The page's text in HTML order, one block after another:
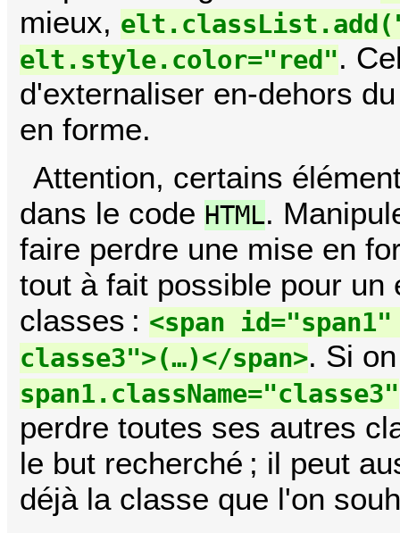
mieux,
elt.style.color="red".
d'externaliser en-dehors
en forme.
Attention, certains
dans le code HTML.
faire perdre une mise en
tout à fait possible pour
classes : <span
classe3">(…)</span>. Si
span1.className="classe3"
perdre toutes ses autres
le but recherché ; il peut
déjà la classe que l'on